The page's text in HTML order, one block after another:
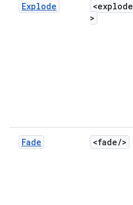
Explode <explode
>
Fade <fade/>